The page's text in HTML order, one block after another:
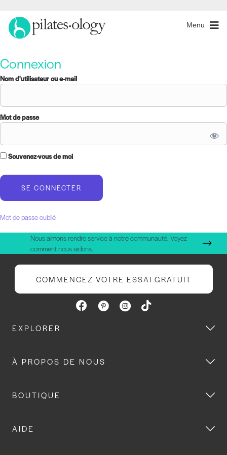
Menu
Connexion
Nom d'utilisateur ou e-mail
Mot de passe
Souvenez-vous de moi
Mot de passe oublié
Nous aimons rendre service à notre communauté. Voyez
comment nous aidons.
COMMENCEZ VOTRE ESSAI GRATUIT
EXPLORER
À PROPOS DE NOUS
BOUTIQUE
AIDE